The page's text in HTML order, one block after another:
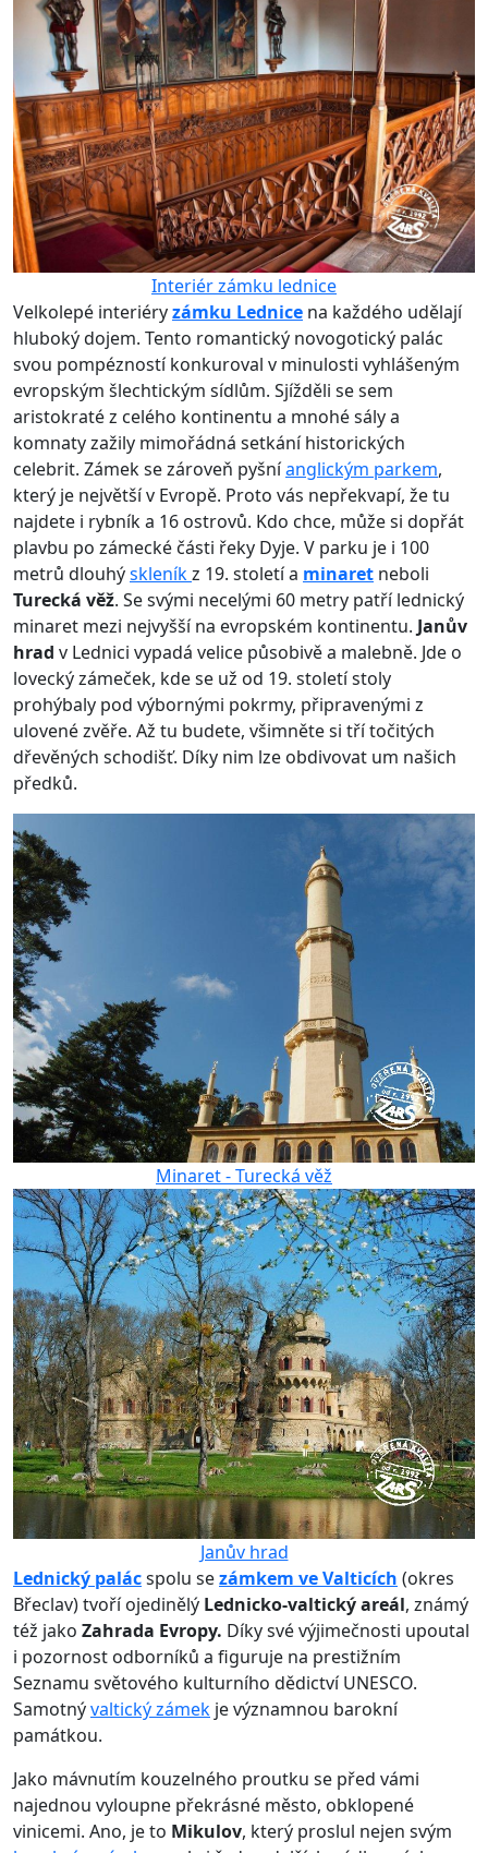
Interiér zámku lednice
Velkolepé interiéryzámku Lednice na každého udělají
hluboký dojem. Tento romantický novogotický palác
svou pompézností konkuroval v minulosti vyhlášeným
evropským šlechtickým sídlům. Sjížděli se sem
aristokraté z celého kontinentu a mnohé sály a
komnaty zažily mimořádná setkání historických
celebrit. Zámek se zároveň pyšníanglickým parkem,
který je největší v Evropě. Proto vás nepřekvapí, že tu
najdete i rybník a 16 ostrovů. Kdo chce, může si dopřát
plavbu po zámecké části řeky Dyje. V parku je i 100
metrů dlouhýskleníkz 19. století a minaret neboli
Turecká věž. Se svými necelými 60 metry patří lednický
minaret mezi nejvyšší na evropském kontinentu. Janův
hrad v Lednici vypadá velice působivě a malebně. Jde o
lovecký zámeček, kde se už od 19. století stoly
prohýbaly pod výbornými pokrmy, připravenými z
ulovené zvěře. Až tu budete, všimněte si tří točitých
dřevěných schodišť. Díky nim lze obdivovat um našich
předků.
Minaret - Turecká věž
Janův hrad
Lednický palácspolu sezámkem ve Valticích (okres
Břeclav) tvoří ojedinělý Lednicko-valtický areál, známý
též jako Zahrada Evropy. Díky své výjimečnosti upoutal
i pozornost odborníků a figuruje na prestižním
Seznamu světového kulturního dědictví UNESCO.
Samotnývaltický zámek je významnou barokní
památkou.
Jako mávnutím kouzelného proutku se před vámi
najednou vyloupne překrásné město, obklopené
vinicemi. Ano, je to Mikulov, který proslul nejen svým